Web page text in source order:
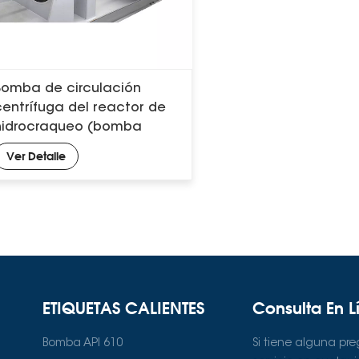
de circulación
del reactor de
(bomba
Ver Detalle
ETIQUETAS CALIENTES
Bomba API 610
Consulta En
Si tiene alguna